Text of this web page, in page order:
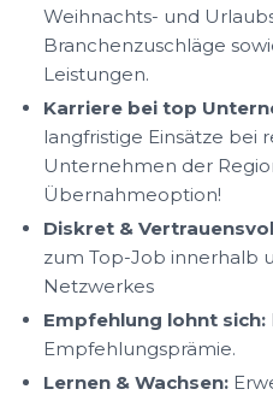
Weihnachts- und
Branchenzuschläge
Leistungen.
Karriere bei top
langfristige Einsätze bei
Unternehmen der
Übernahmeoption!
Diskret &
zum Top-Job innerhalb
Netzwerkes
Empfehlung lohnt sich:
Empfehlungsprämie.
Lernen & Wachsen: